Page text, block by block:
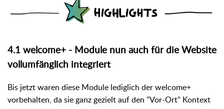
4.1 welcome+ - Module nun auch für die Website
vollumfänglich integriert
Bis jetzt waren diese Module lediglich der welcome+
vorbehalten, da sie ganz gezielt auf den "Vor-Ort" Kontext